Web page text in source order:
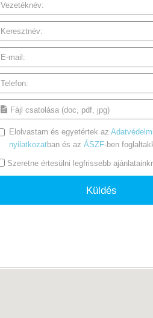
Vezetéknév:
Keresztnév:
E-mail:
Telefon:
Fájl csatolása (doc, pdf, jpg)
Elolvastam és egyetértek azAdatvédelmi
nyilatkozatban és azÁSZF-ben
Szeretne értesülni legfrissebb
Küldés